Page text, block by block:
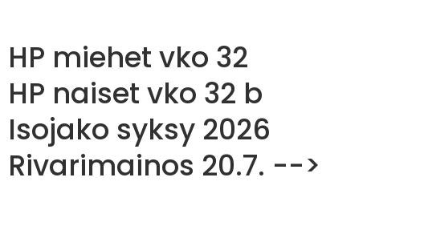
HP miehet vko 32
HP naiset vko 32 b
Isojako syksy 2026
Rivarimainos 20.7. -->